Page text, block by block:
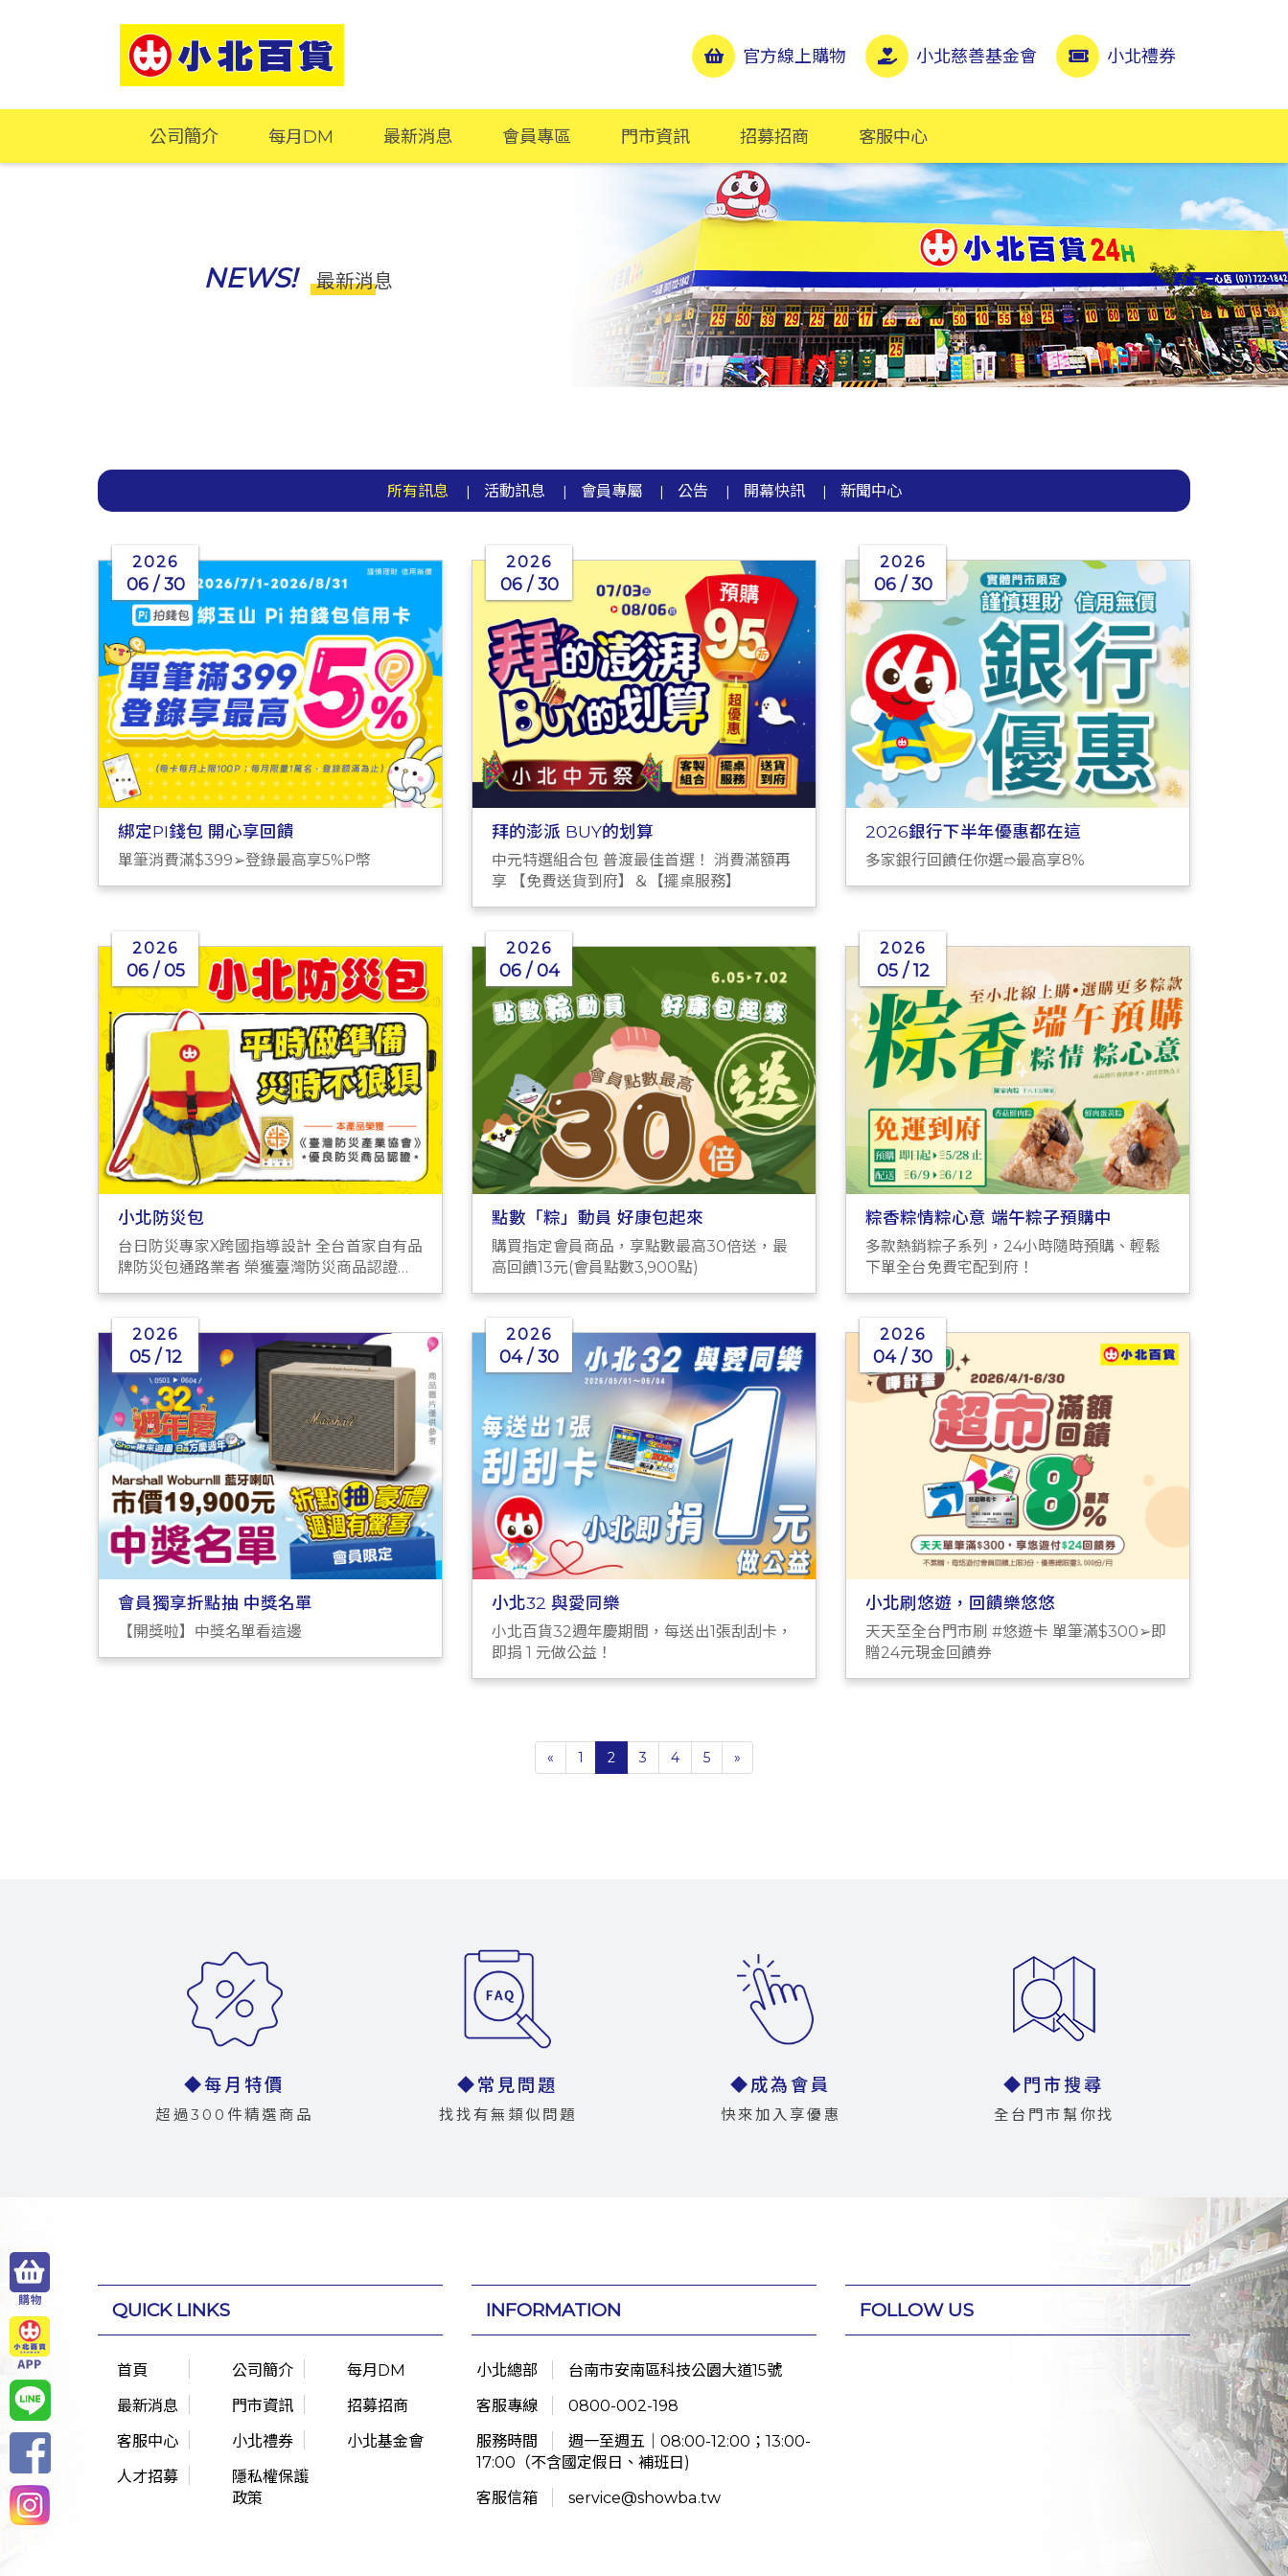
官方線上購物 小北慈善基金會 小北禮券
公司簡介 每月DM 最新消息 會員專區 門市資訊 招募招商 客服中心
NEWS! 最新消息
所有訊息 | 活動訊息 | 會員專屬| 公告 | 開幕快訊| 新聞中心
2026
06 / 30
綁定PI錢包 開心享回饋
單筆消費滿$399➢登錄最高享5%P幣
2026
06 / 30
拜的澎派 BUY的划算
中元特選組合包 普渡最佳首選！ 消費滿額再
享 【免費送貨到府】＆【擺桌服務】
2026
06 / 30
2026銀行下半年優惠都在這
多家銀行回饋任你選➱最高享8%
2026
06 / 05
小北防災包
台日防災專家X跨國指導設計 全台首家自有品
牌防災包通路業者 榮獲臺灣防災商品認證標
2026
06 / 04
點數「粽」動員 好康包起來
購買指定會員商品，享點數最高30倍送，最
高回饋13元(會員點數3,900點)
2026
05 / 12
粽香粽情粽心意 端午粽子預購中
多款熱銷粽子系列，24小時隨時預購、輕鬆
下單全台免費宅配到府！
2026
05 / 12
會員獨享折點抽 中獎名單
【開獎啦】中獎名單看這邊
2026
04 / 30
小北32 與愛同樂
小北百貨32週年慶期間，每送出1張刮刮卡，
即捐 1 元做公益！
2026
04 / 30
小北刷悠遊，回饋樂悠悠
天天至全台門市刷 #悠遊卡 單筆滿$300➢即
贈24元現金回饋券
« 1 2 3 4 5 »
◆每月特價
超過300件精選商品
◆常見問題
找找有無類似問題
◆成為會員
快來加入享優惠
◆門市搜尋
全台門市幫你找
QUICK LINKS
首頁 公司簡介
每月DM
最新消息
門市資訊
招募招商
客服中心
小北禮券
小北基金會
人才招募
隱私權保護
政策
INFORMATION
小北總部
台南市安南區科技公園大道15號
客服專線
0800-002-198
服務時間
週一至週五｜08:00-12:00；13:00-
17:00（不含國定假日、補班日)
客服信箱
service@showba.tw
FOLLOW US